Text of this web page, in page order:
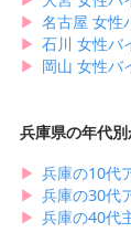
▶︎ 名古屋 女性
▶︎ 石川 女性バ
▶︎ 岡山 女性バ
兵庫県の年代
▶︎ 兵庫の10代
▶︎ 兵庫の30代
▶︎ 兵庫の40代